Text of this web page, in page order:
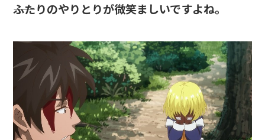
――ふたりのやりとりが微笑ましいですよね。